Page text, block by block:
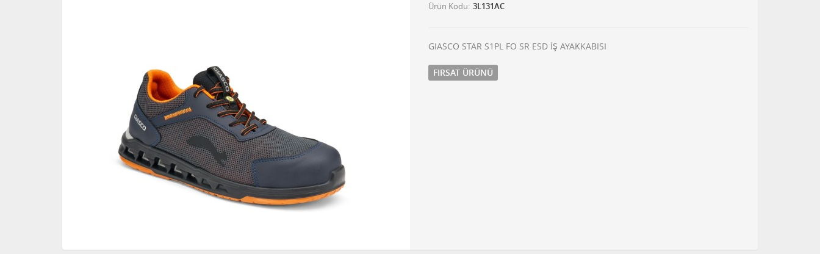
Ürün Kodu 3L131AC
GIASCO STAR S1PL FO SR ESD İŞ AYAKKABISI
FIRSAT ÜRÜNÜ